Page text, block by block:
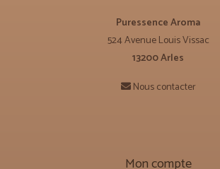
Puressence Aroma
524 Avenue Louis Vissac
13200 Arles
Nous contacter
Mon compte